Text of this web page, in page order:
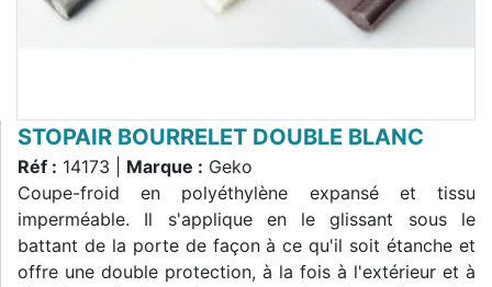
STOPAIR BOURRELET DOUBLE BLANC
Réf : 14173 | Marque : Geko
Coupe-froid en polyéthylène expansé et tissu
imperméable. Il s'applique en le glissant sous le
battant de la porte de façon à ce qu'il soit étanche et
offre une double protection, à la fois à l'extérieur et à